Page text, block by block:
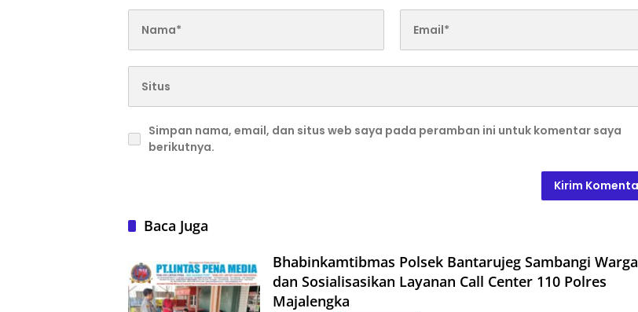
Simpan nama, email, dan situs web saya pada peramban ini untuk komentar saya
berikutnya.
Baca Juga
Bhabinkamtibmas Polsek Bantarujeg Sambangi Warga
dan Sosialisasikan Layanan Call Center 110 Polres
Majalengka